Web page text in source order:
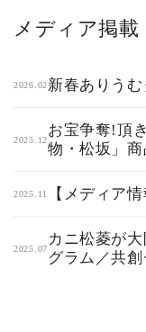
メディア掲載
2026.02新春ありう
2025.12
お宝争奪!頂
物・松坂」
2025.11 【メディア
2025.07
カニ松菱が
グラム／共